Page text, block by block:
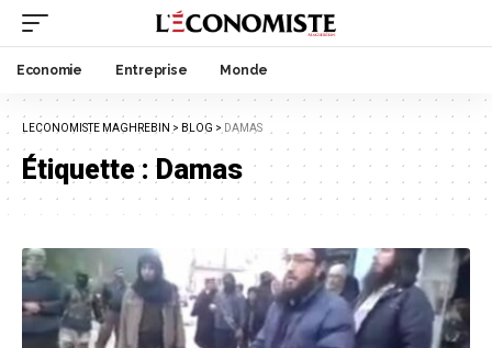
Economie Entreprise Monde
LECONOMISTE MAGHREBIN > BLOG > DAMAS
Étiquette :Damas